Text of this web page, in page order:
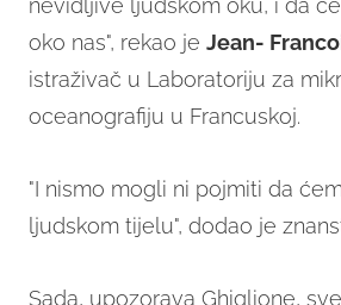
nevidljive ljudskom oku, i da
oko nas", rekao je Jean-
istraživač u Laboratoriju za
oceanografiju u Francuskoj.
"I nismo mogli ni pojmiti da
ljudskom tijelu", dodao je
Sada, upozorava Ghiglione,